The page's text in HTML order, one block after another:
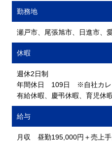
勤務地
瀬戸市、尾張旭市、日進市、
休暇
週休2日制
年間休日 109日 ※自社カレ
有給休暇、慶弔休暇、育児休
給与
月収 昼勤195,000円＋売上手